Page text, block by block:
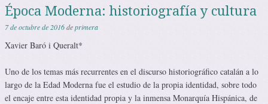
Época Moderna: historiografía y cultura
7 de octubre de 2016deprimera
Xavier Baró i Queralt*
Uno de los temas más recurrentes en el discurso historiográfico catalán a lo
largo de la Edad Moderna fue el estudio de la propia identidad, sobre todo
el encaje entre esta identidad propia y la inmensa Monarquía Hispánica, de